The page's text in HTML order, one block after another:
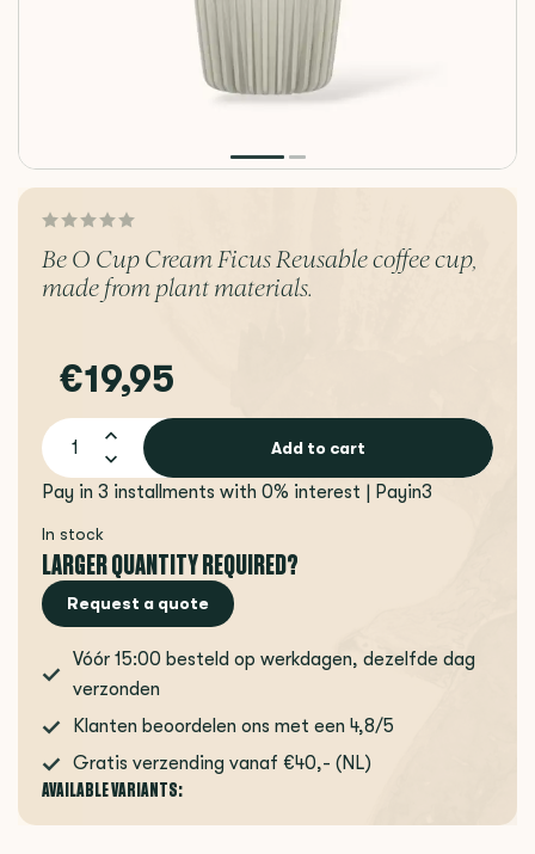
Be O Cup Cream Ficus Reusable coffee cup,
made from plant materials.
€19,95
Add to cart
Pay in 3 installments with 0% interest | Payin3
In stock
LARGER QUANTITY REQUIRED?
Request a quote
Vóór 15:00 besteld op werkdagen, dezelfde dag
verzonden
Klanten beoordelen ons met een 4,8/5
Gratis verzending vanaf €40,- (NL)
AVAILABLE VARIANTS: